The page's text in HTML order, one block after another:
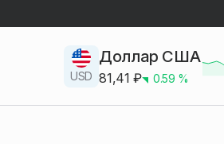
USD
Доллар США
81,41 ₽ 0.59 %